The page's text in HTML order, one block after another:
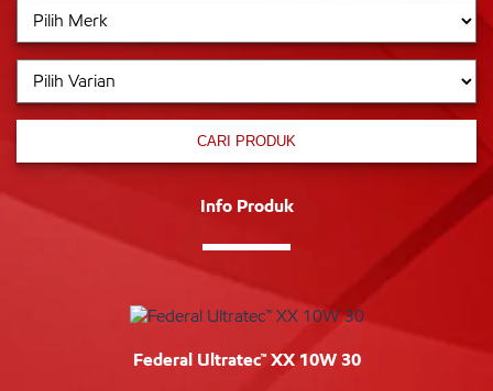
CARI PRODUK
Info Produk
Federal Ultratec™ XX 10W 30